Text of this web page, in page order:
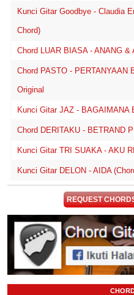
Kunci Gitar Goodbye - Claudia
Chord)
Chord LUAR BIASA - ANANG
Chord PASTO - PERTANYAAN
Original
Kunci Gitar JAZ - BAGAIMANA
Chord DERITAKU - BETRAND
Kunci Gitar TRI SUAKA - AKU
Kunci Gitar DELON - AIDA
REQUEST